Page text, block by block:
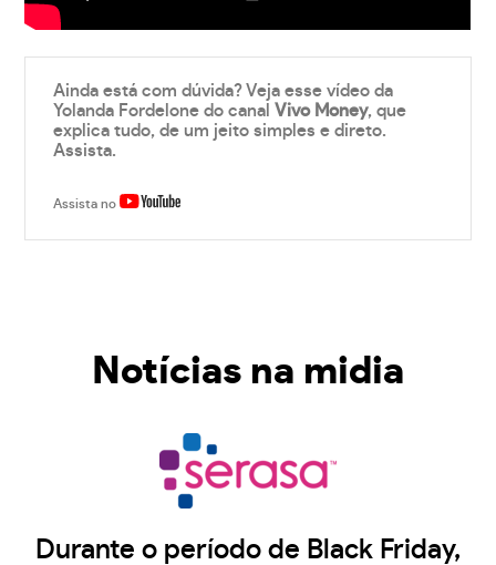
Ainda está com dúvida? Veja esse vídeo da
Yolanda Fordelone do canalVivo Money, que
explica tudo, de um jeito simples e direto.
Assista.
Assista no
Notícias na midia
Durante o período de Black Friday,